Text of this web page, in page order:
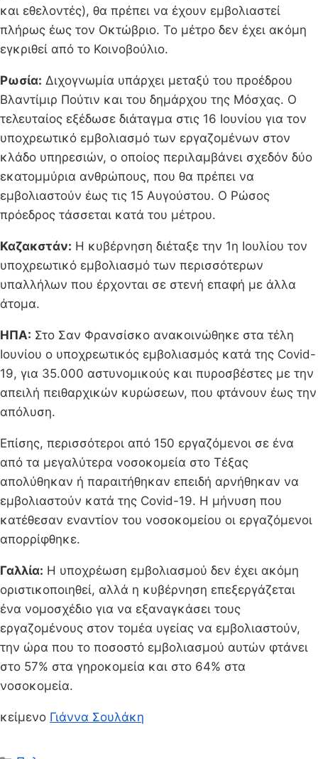
και εθελοντές), θα πρέπει να έχουν εμβολιαστεί
πλήρως έως τον Οκτώβριο. Το μέτρο δεν έχει ακόμη
εγκριθεί από το Κοινοβούλιο.
Ρωσία: Διχογνωμία υπάρχει μεταξύ του προέδρου
Βλαντίμιρ Πούτιν και του δημάρχου της Μόσχας. Ο
τελευταίος εξέδωσε διάταγμα στις 16 Ιουνίου για τον
υποχρεωτικό εμβολιασμό των εργαζομένων στον
κλάδο υπηρεσιών, ο οποίος περιλαμβάνει σχεδόν δύο
εκατομμύρια ανθρώπους, που θα πρέπει να
εμβολιαστούν έως τις 15 Αυγούστου. Ο Ρώσος
πρόεδρος τάσσεται κατά του μέτρου.
Καζακστάν: Η κυβέρνηση διέταξε την 1η Ιουλίου τον
υποχρεωτικό εμβολιασμό των περισσότερων
υπαλλήλων που έρχονται σε στενή επαφή με άλλα
άτομα.
ΗΠΑ: Στο Σαν Φρανσίσκο ανακοινώθηκε στα τέλη
Ιουνίου ο υποχρεωτικός εμβολιασμός κατά της Covid-
19, για 35.000 αστυνομικούς και πυροσβέστες με την
απειλή πειθαρχικών κυρώσεων, που φτάνουν έως την
απόλυση.
Επίσης, περισσότεροι από 150 εργαζόμενοι σε ένα
από τα μεγαλύτερα νοσοκομεία στο Τέξας
απολύθηκαν ή παραιτήθηκαν επειδή αρνήθηκαν να
εμβολιαστούν κατά της Covid-19. Η μήνυση που
κατέθεσαν εναντίον του νοσοκομείου οι εργαζόμενοι
απορρίφθηκε.
Γαλλία: Η υποχρέωση εμβολιασμού δεν έχει ακόμη
οριστικοποιηθεί, αλλά η κυβέρνηση επεξεργάζεται
ένα νομοσχέδιο για να εξαναγκάσει τους
εργαζομένους στον τομέα υγείας να εμβολιαστούν,
την ώρα που το ποσοστό εμβολιασμού αυτών φτάνει
στο 57% στα γηροκομεία και στο 64% στα
νοσοκομεία.
κείμενο Γιάννα Σουλάκη